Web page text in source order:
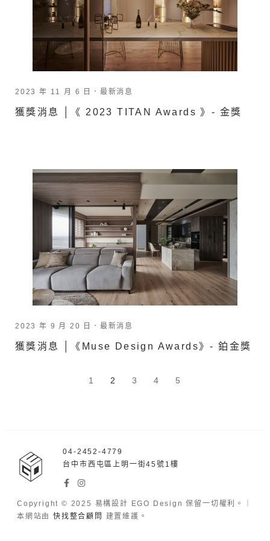
2023 年 11 月 6 日． 最新消息
獲獎消息 │《 2023 TITAN Awards 》- 金獎
2023 年 9 月 20 日． 最新消息
獲獎消息 │《Muse Design Awards》- 鉑金獎
1 2 3 4 5
04-2452-4779
台中市西屯區上明一街45號1樓
Copyright © 2025 易構設計 EGO Design 保留一切權利。｜
本網站由 快找整合顧問 建置維護。